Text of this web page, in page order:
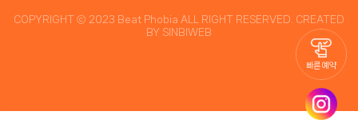
빠른 예약
COPYRIGHT ⓒ 2023 Beat Phobia ALL RIGHT RESERVED. CREATED
BY SINBIWEB